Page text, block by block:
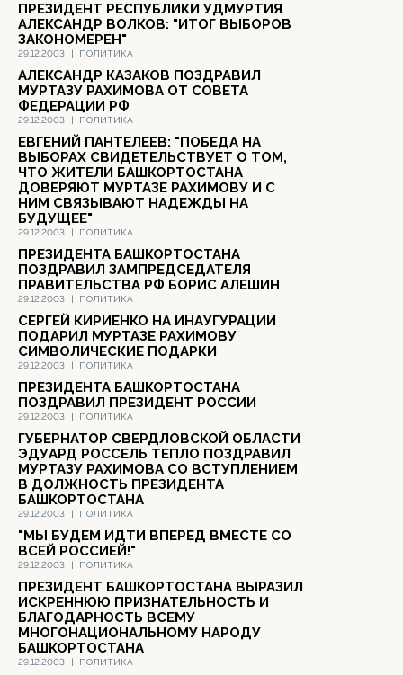
29.12.2003 | ПОЛИТИКА
ПРЕЗИДЕНТ РЕСПУБЛИКИ УДМУРТИЯ
АЛЕКСАНДР ВОЛКОВ: "ИТОГ ВЫБОРОВ
ЗАКОНОМЕРЕН"
29.12.2003 | ПОЛИТИКА
АЛЕКСАНДР КАЗАКОВ ПОЗДРАВИЛ
МУРТАЗУ РАХИМОВА ОТ СОВЕТА
ФЕДЕРАЦИИ РФ
29.12.2003 | ПОЛИТИКА
ЕВГЕНИЙ ПАНТЕЛЕЕВ: "ПОБЕДА НА
ВЫБОРАХ СВИДЕТЕЛЬСТВУЕТ О ТОМ,
ЧТО ЖИТЕЛИ БАШКОРТОСТАНА
ДОВЕРЯЮТ МУРТАЗЕ РАХИМОВУ И С
НИМ СВЯЗЫВАЮТ НАДЕЖДЫ НА
БУДУЩЕЕ"
29.12.2003 | ПОЛИТИКА
ПРЕЗИДЕНТА БАШКОРТОСТАНА
ПОЗДРАВИЛ ЗАМПРЕДСЕДАТЕЛЯ
ПРАВИТЕЛЬСТВА РФ БОРИС АЛЕШИН
29.12.2003 | ПОЛИТИКА
СЕРГЕЙ КИРИЕНКО НА ИНАУГУРАЦИИ
ПОДАРИЛ МУРТАЗЕ РАХИМОВУ
СИМВОЛИЧЕСКИЕ ПОДАРКИ
29.12.2003 | ПОЛИТИКА
ПРЕЗИДЕНТА БАШКОРТОСТАНА
ПОЗДРАВИЛ ПРЕЗИДЕНТ РОССИИ
29.12.2003 | ПОЛИТИКА
ГУБЕРНАТОР СВЕРДЛОВСКОЙ ОБЛАСТИ
ЭДУАРД РОССЕЛЬ ТЕПЛО ПОЗДРАВИЛ
МУРТАЗУ РАХИМОВА СО ВСТУПЛЕНИЕМ
В ДОЛЖНОСТЬ ПРЕЗИДЕНТА
БАШКОРТОСТАНА
29.12.2003 | ПОЛИТИКА
"МЫ БУДЕМ ИДТИ ВПЕРЕД ВМЕСТЕ СО
ВСЕЙ РОССИЕЙ!"
29.12.2003 | ПОЛИТИКА
ПРЕЗИДЕНТ БАШКОРТОСТАНА ВЫРАЗИЛ
ИСКРЕННЮЮ ПРИЗНАТЕЛЬНОСТЬ И
БЛАГОДАРНОСТЬ ВСЕМУ
МНОГОНАЦИОНАЛЬНОМУ НАРОДУ
БАШКОРТОСТАНА